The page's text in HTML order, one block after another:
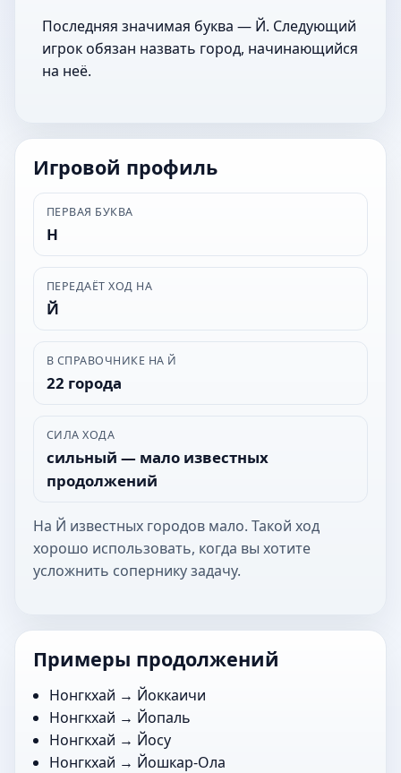
Последняя значимая буква — Й. Следующий
игрок обязан назвать город, начинающийся
на неё.
Игровой профиль
ПЕРВАЯ БУКВА
Н
ПЕРЕДАЁТ ХОД НА
Й
В СПРАВОЧНИКЕ НА Й
22 города
СИЛА ХОДА
сильный — мало известных
продолжений
На Й известных городов мало. Такой ход
хорошо использовать, когда вы хотите
усложнить сопернику задачу.
Примеры продолжений
Нонгкхай → Йоккаичи
Нонгкхай → Йопаль
Нонгкхай → Йосу
Нонгкхай → Йошкар-Ола